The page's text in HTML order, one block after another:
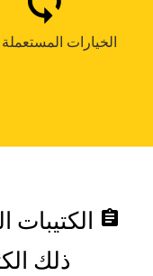
الخيارات المستعملة
assignment الكتيبات
ذلك